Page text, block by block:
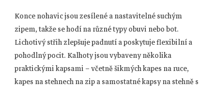
Konce nohavic jsou zesílené a nastavitelné suchým
zipem, takže se hodí na různé typy obuvi nebo bot.
Lichotivý střih zlepšuje padnutí a poskytuje flexibilní a
pohodlný pocit. Kalhoty jsou vybaveny několika
praktickými kapsami – včetně šikmých kapes na ruce,
kapes na stehnech na zip a samostatné kapsy na stehně s